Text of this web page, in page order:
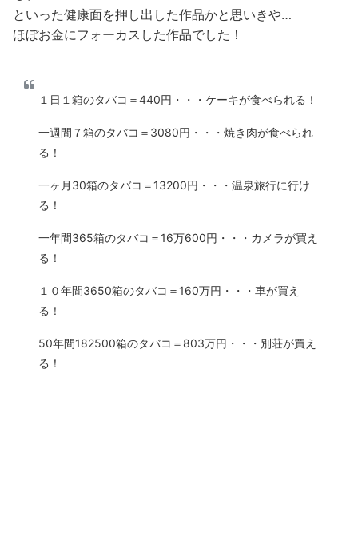
といった健康面を押し出した作品かと思いきや…
ほぼお金にフォーカスした作品でした！
１日１箱のタバコ＝440円・・・ケーキが食べられる！
一週間７箱のタバコ＝3080円・・・焼き肉が食べられ
る！
一ヶ月30箱のタバコ＝13200円・・・温泉旅行に行け
る！
一年間365箱のタバコ＝16万600円・・・カメラが買え
る！
１０年間3650箱のタバコ＝160万円・・・車が買え
る！
50年間182500箱のタバコ＝803万円・・・別荘が買え
る！